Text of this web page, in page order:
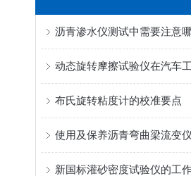
布氏旋转粘度计的校准要点